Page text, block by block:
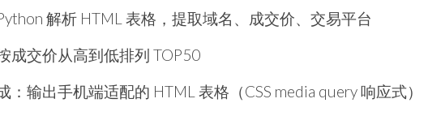
解析 HTML 表格，提取域名、成交价、交易平台
成交价从高到低排列 TOP50
：输出手机端适配的 HTML 表格（CSS media query 响应式）